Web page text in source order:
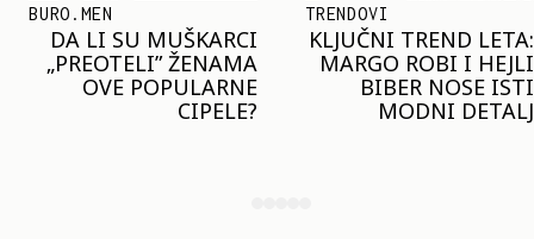
TRENDOVI
KLJUČNI TREND LETA:
MARGO ROBI I HEJLI
BIBER NOSE ISTI
MODNI DETALJ
SHOPPING
JOŠ JE RANO ZA JAKNE
– ALI U RESERVED JE
STIGAO MODEL KOJI
ĆE BITI VELIKI TREND